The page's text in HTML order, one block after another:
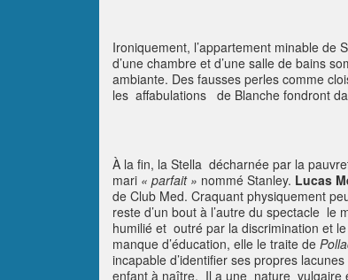
Ironiquement, l’appartement minable de
d’une chambre et d’une salle de bains
ambiante. Des fausses perles comme
les affabulations de Blanche fondront
À la fin, la Stella décharnée par la
mari « parfait » nommé Stanley. Lucas
de Club Med. Craquant physiquement
reste d’un bout à l’autre du spectacle
humilié et outré par la discrimination et
manque d’éducation, elle le traite de
incapable d’identifier ses propres
enfant à naître. Il a une nature vulgaire